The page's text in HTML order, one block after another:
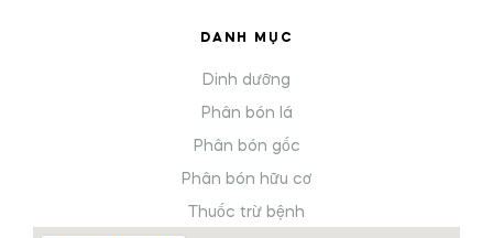
DANH MỤC
Dinh dưỡng
Phân bón lá
Phân bón gốc
Phân bón hữu cơ
Thuốc trừ bệnh